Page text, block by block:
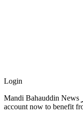
Login
Mandi Bahauddin News منڈی بہاءالدین نیوز Log in or create an
account now to benefit